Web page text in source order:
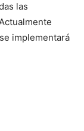
las
implementará